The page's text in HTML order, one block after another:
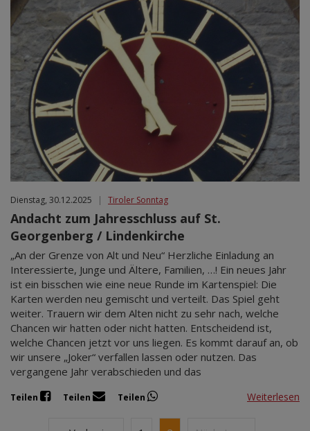
Dienstag, 30.12.2025 | Tiroler Sonntag
Andacht zum Jahresschluss auf St.
Georgenberg / Lindenkirche
„An der Grenze von Alt und Neu“ Herzliche Einladung an
Interessierte, Junge und Ältere, Familien, …! Ein neues Jahr
ist ein bisschen wie eine neue Runde im Kartenspiel: Die
Karten werden neu gemischt und verteilt. Das Spiel geht
weiter. Trauern wir dem Alten nicht zu sehr nach, welche
Chancen wir hatten oder nicht hatten. Entscheidend ist,
welche Chancen jetzt vor uns liegen. Es kommt darauf an, ob
wir unsere „Joker“ verfallen lassen oder nutzen. Das
vergangene Jahr verabschieden und das
Teilen Teilen Teilen Weiterlesen